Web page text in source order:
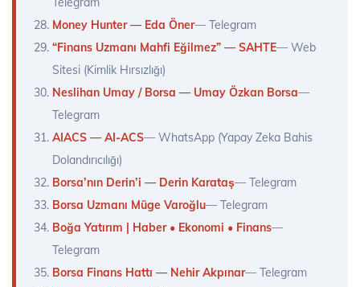
Money Hunter — Eda Öner— Telegram
“Finans Uzmanı Mahfi Eğilmez” — SAHTE— Web
Sitesi (Kimlik Hırsızlığı)
Neslihan Umay / Borsa — Umay Özkan Borsa—
Telegram
AIACS — AI-ACS— WhatsApp (Yapay Zeka Bahis
Dolandırıcılığı)
Borsa’nın Derin’i — Derin Karataş— Telegram
Borsa Uzmanı Müge Varoğlu— Telegram
Boğa Yatırım | Haber • Ekonomi • Finans—
Telegram
Borsa Finans Hattı — Nehir Akpınar— Telegram